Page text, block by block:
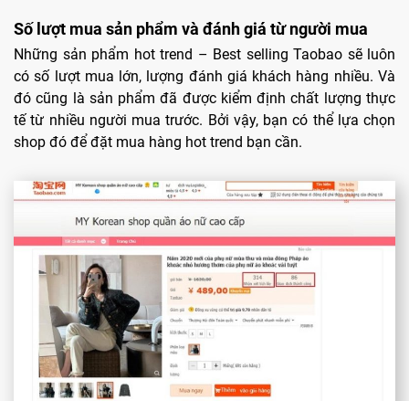
Số lượt mua sản phẩm và đánh giá từ người mua
Những sản phẩm hot trend – Best selling Taobao sẽ luôn
có số lượt mua lớn, lượng đánh giá khách hàng nhiều. Và
đó cũng là sản phẩm đã được kiểm định chất lượng thực
tế từ nhiều người mua trước. Bởi vậy, bạn có thể lựa chọn
shop đó để đặt mua hàng hot trend bạn cần.